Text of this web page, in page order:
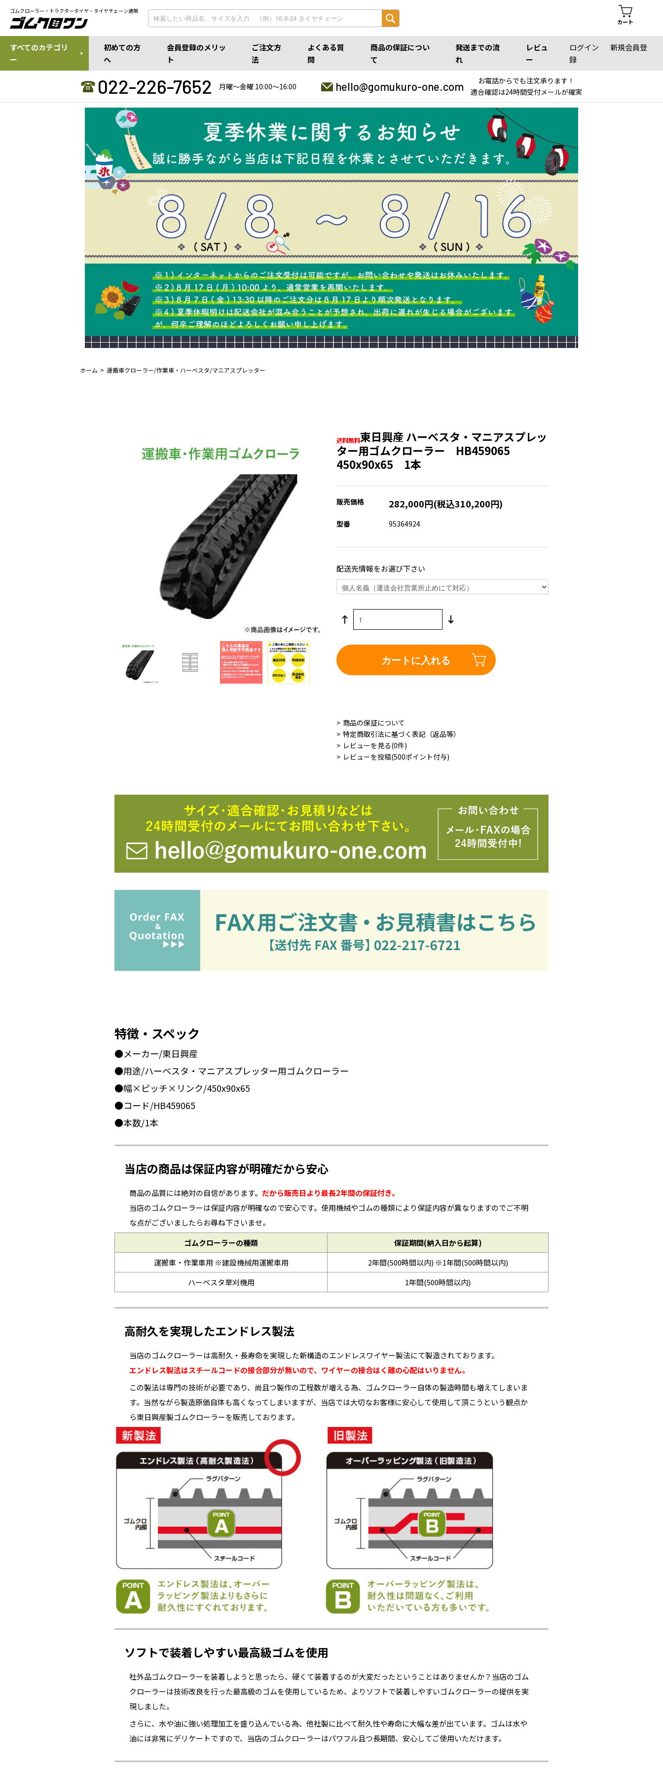
ゴムクローラー・トラクタータイヤ・タイヤチェーン通販
カート
すべてのカテゴリ
ー
初めての方
へ
会員登録のメリッ
ト
ご注文方
法
よくある質
問
商品の保証につい
て
発送までの流
れ
レビュ
ー
ログイン
新規会員登
録
022-226-7652 月曜〜金曜 10:00〜16:00 hello@gomukuro-one.com
お電話からでも注文承ります！
適合確認は24時間受付メールが確実
ホーム 運搬車クローラー/作業車・ハーベスタ/マニアスプレッター
東日興産 ハーベスタ・マニアスプレッ
ター用ゴムクローラー HB459065
450x90x65 1本
販売価格 282,000円(税込310,200円)
型番 95364924
配送先情報をお選び下さい
カートに入れる
商品の保証について
特定商取引法に基づく表記（返品等）
レビューを見る(0件)
レビューを投稿(500ポイント付与)
特徴・スペック
●メーカー/東日興産
●用途/ハーベスタ・マニアスプレッター用ゴムクローラー
●幅×ピッチ×リンク/450x90x65
●コード/HB459065
●本数/1本
当店の商品は保証内容が明確だから安心
商品の品質には絶対の自信があります。 だから販売日より最長2年間の保証付き。
当店のゴムクローラーは保証内容が明確なので安心です。使用機械やゴムの種類により保証内容が異なりますのでご不明
な点がございましたらお尋ね下さいませ。
ゴムクローラーの種類
保証期間(納入日から起算)
運搬車・作業車用 ※建設機械用運搬車用
2年間(500時間以内) ※1年間(500時間以内)
ハーベスタ草刈機用
1年間(500時間以内)
高耐久を実現したエンドレス製法
当店のゴムクローラーは高耐久・長寿命を実現した新構造のエンドレスワイヤー製法にて製造されております。
エンドレス製法はスチールコードの接合部分が無いので、ワイヤーの接合はく離の心配はいりません。
この製法は専門の技術が必要であり、尚且つ製作の工程数が増える為、ゴムクローラー自体の製造時間も増えてしまいま
す。当然ながら製造原価自体も高くなってしまいますが、当店では大切なお客様に安心して使用して頂こうという観点か
ら東日興産製ゴムクローラーを販売しております。
ソフトで装着しやすい最高級ゴムを使用
社外品ゴムクローラーを装着しようと思ったら、硬くて装着するのが大変だったということはありませんか？当店のゴム
クローラーは技術改良を行った最高級のゴムを使用しているため、よりソフトで装着しやすいゴムクローラーの提供を実
現しました。
さらに、水や油に強い処理加工を盛り込んでいる為、他社製に比べて耐久性や寿命に大幅な差が出ています。ゴムは水や
油には非常にデリケートですので、当店のゴムクローラーはパワフル且つ長期間、安心してご使用いただけます。